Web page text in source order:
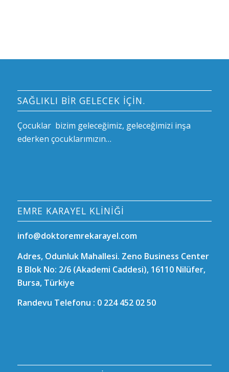
SAĞLIKLI BIR GELECEK IÇIN.
Çocuklar bizim geleceğimiz, geleceğimizi inşa
ederken çocuklarımızın…
EMRE KARAYEL KLINIĞI
info@doktoremrekarayel.com
Adres, Odunluk Mahallesi. Zeno Business Center
B Blok No: 2/6 (Akademi Caddesi), 16110 Nilüfer,
Bursa, Türkiye
Randevu Telefonu : 0 224 452 02 50